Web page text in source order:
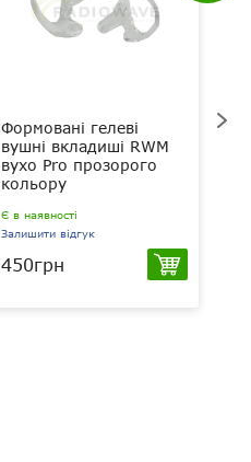
Формовані гелеві
вушні вкладиші RWM
вухо Pro прозорого
кольору
Є в наявності
Залишити відгук
450грн